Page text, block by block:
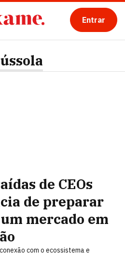
Entrar
de CEOs
de preparar
mercado em
com o ecossistema e